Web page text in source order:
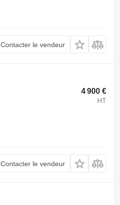
Contacter le vendeur
4 900 €
HT
Contacter le vendeur